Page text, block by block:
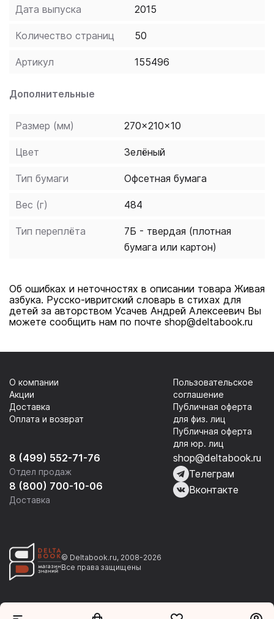
Дата выпуска 2015
Количество страниц 50
Артикул 155496
Дополнительные
Размер (мм) 270x210x10
Цвет Зелёный
Тип бумаги Офсетная бумага
Вес (г) 484
Тип переплёта
7Б - твердая (плотная
бумага или картон)
Об ошибках и неточностях в описании товара Живая
азбука. Русско-ивритский словарь в стихах для
детей за авторством Усачев Андрей Алексеевич Вы
можете сообщить нам по почте shop@deltabook.ru
8 (499) 552-71-76
Отдел продаж
8 (800) 700-10-06
Доставка
О компании
Акции
Доставка
Оплата и возврат
Пользовательское
соглашение
Публичная оферта
для физ. лиц
Публичная оферта
для юр. лиц
shop@deltabook.ru
Телеграм
Вконтакте
© Deltabook.ru, 2008-2026
Все права защищены